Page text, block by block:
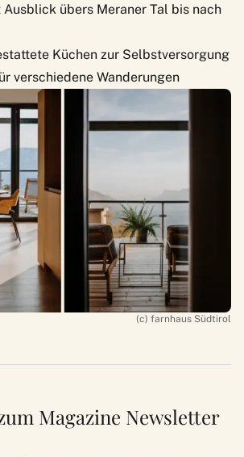
übers Meraner Tal bis nach
Küchen zur Selbstversorgung
verschiedene Wanderungen
(c) farnhaus Südtirol
Magazine Newsletter